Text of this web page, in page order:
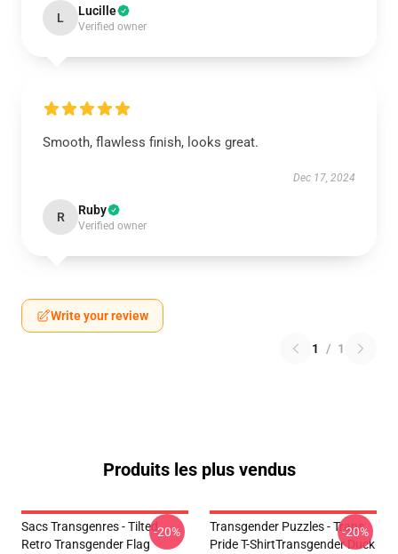
L Lucille
Verified owner
Smooth, flawless finish, looks great.
Dec 17, 2024
R Ruby
Verified owner
Write your review
1 / 1
Produits les plus vendus
Sacs Transgenres - Tilted
Retro Transgender Flag
-20%
Transgender Puzzles - Trans
Pride T-ShirtTransgender Duck
-20%